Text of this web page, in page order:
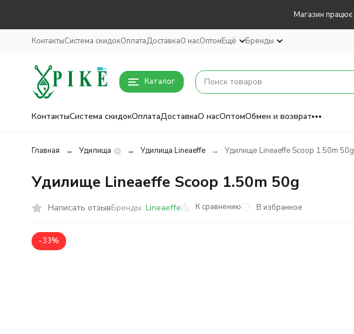
Магазин працює
КонтактыСистема скидокОплатаДоставкаО насОптомЕщё Бренды
Каталог
КонтактыСистема скидокОплатаДоставкаО насОптомОбмен и возврат
Главная Удилища Удилища Lineaeffe Удилище Lineaeffe Scoop 1.50m 50g
Удилище Lineaeffe Scoop 1.50m 50g
Написать отзывБренды: Lineaeffe К сравнению В избранное
-33%